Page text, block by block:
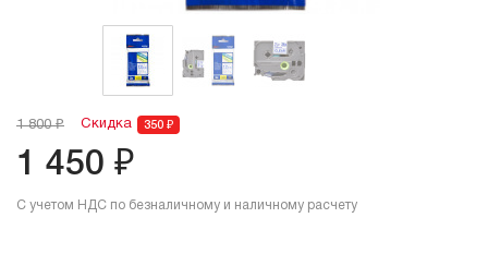
1 800 ₽ Скидка 350 ₽
1 450 ₽
С учетом НДС по безналичному и наличному расчету